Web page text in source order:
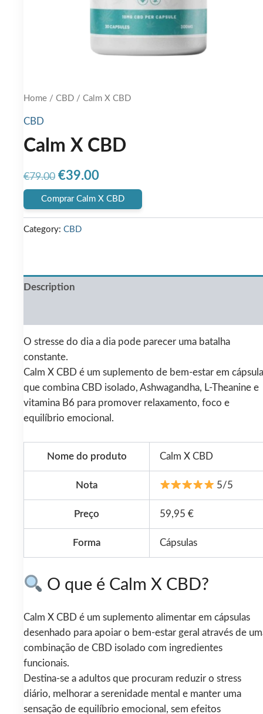
Home / CBD / Calm X CBD
CBD
Calm X CBD
€79.00 Original
price
was:
€39.00Current
price
is:
Comprar Calm X CBD
Category: CBD
Description
O stresse do dia a dia pode parecer uma batalha
constante.
Calm X CBD é um suplemento de bem-estar em
que combina CBD isolado, Ashwagandha, L-Theanine e
vitamina B6 para promover relaxamento, foco e
equilíbrio emocional.
Nome do produto Calm X CBD
Nota 5/5
Preço 59,95 €
Forma Cápsulas
O que é Calm X CBD?
Calm X CBD é um suplemento alimentar em cápsulas
desenhado para apoiar o bem-estar geral através de
combinação de CBD isolado com ingredientes
funcionais.
Destina-se a adultos que procuram reduzir o stress
diário, melhorar a serenidade mental e manter uma
sensação de equilíbrio emocional, sem efeitos